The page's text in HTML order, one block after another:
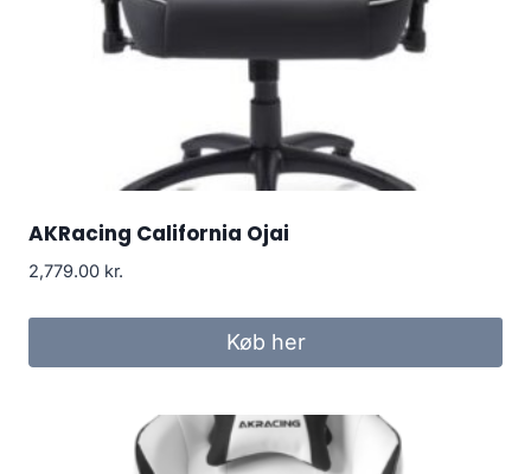
AKRacing California Ojai
2,779.00 kr.
Køb her